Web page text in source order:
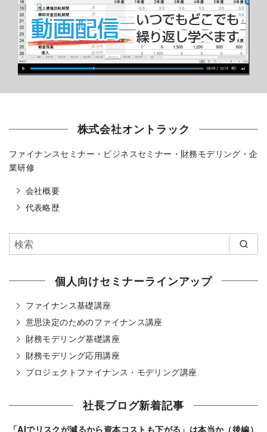
株式会社オントラック
ファイナンスセミナー・ビジネスセミナー・財務モデリング・企
業研修
会社概要
代表略歴
個人向けセミナーラインアップ
ファイナンス基礎講座
意思決定のためのファイナンス講座
財務モデリング基礎講座
財務モデリング応用講座
プロジェクトファイナンス・モデリング講座
社長ブログ新着記事
「AIでリスクが減るから資本コストも下がる」は本当か（後編）